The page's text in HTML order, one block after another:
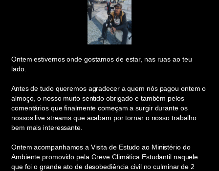
Ontem estivemos onde gostamos de estar, nas ruas ao teu
lado.
Antes de tudo queremos agradecer a quem nós pagou ontem o
almoço, o nosso muito sentido obrigado e também pelos
comentários que finalmente começam a surgir durante os
nossos live streams que acabam por tornar o nosso trabalho
bem mais interessante.
Ontem acompanhamos a Visita de Estudo ao Ministério do
Ambiente promovido pela Greve Climática Estudantil naquele
que foi o grande ato de desobediência civil no culminar de 2